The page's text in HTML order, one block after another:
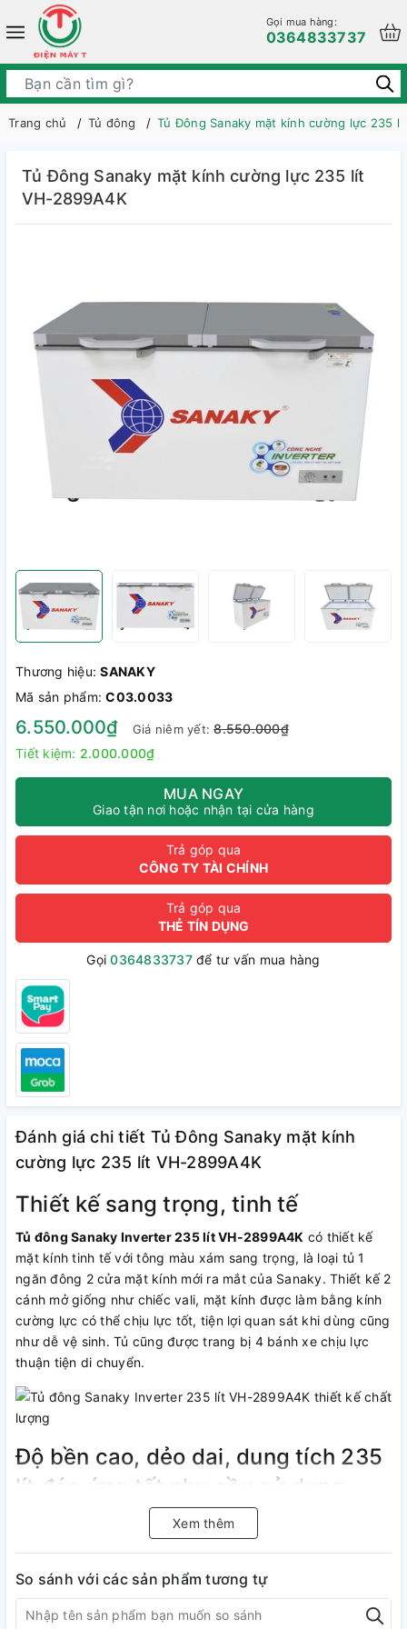
Gọi mua hàng:
0364833737
Trang chủ Tủ đông Tủ Đông Sanaky mặt kính cường lực 235
Tủ Đông Sanaky mặt kính cường lực 235 lít
VH-2899A4K
Thương hiệu:SANAKY
Mã sản phẩm:C03.0033
6.550.000₫ Giá niêm yết:8.550.000₫
Tiết kiệm: 2.000.000₫
MUA NGAY
Giao tận nơi hoặc nhận tại cửa hàng
Trả góp qua
CÔNG TY TÀI CHÍNH
Trả góp qua
THẺ TÍN DỤNG
Gọi0364833737để tư vấn mua hàng
Đánh giá chi tiết Tủ Đông Sanaky mặt kính
cường lực 235 lít VH-2899A4K
Thiết kế sang trọng, tinh tế
Tủ đông Sanaky Inverter 235 lít VH-2899A4K có thiết kế
mặt kính tinh tế với tông màu xám sang trọng, là loại tủ 1
ngăn đông 2 cửa mặt kính mới ra mắt của Sanaky. Thiết kế 2
cánh mở giống như chiếc vali, mặt kính được làm bằng kính
cường lực có thể chịu lực tốt, tiện lợi quan sát khi dùng cũng
như dễ vệ sinh. Tủ cũng được trang bị 4 bánh xe chịu lực
thuận tiện di chuyển.
Độ bền cao, dẻo dai, dung tích 235
lít đáp ứng tốt nhu cầu sử dụng
Tủ đông Sanaky Inverter 235 lít VH-2899A4K, với dung tích
sử dụng là 235 lít, tủ thích hợp dùng cho gia đình 5 thành
nhựa ABS cao cấp, dẻo dai, chịu va đập tốt, bảo đảm độ
bền và tuổi thọ của sản phẩm. Bên cạnh đó, lòng tủ được
tráng bằng phẳng, tiện lợi cho việc vệ sinh định kỳ. Trong tủ
Xem thêm
So sánh với các sản phẩm tương tự